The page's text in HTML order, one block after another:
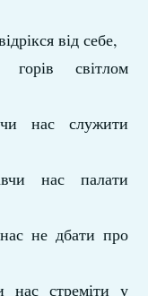
від себе,
світлом
нас служити
нас палати
не дбати про
нас стреміти у